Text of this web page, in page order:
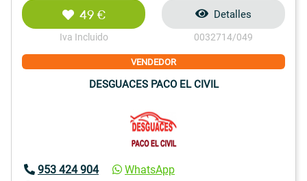
49 €
Iva Incluido
Detalles
0032714/049
VENDEDOR
DESGUACES PACO EL CIVIL
953 424 904
WhatsApp